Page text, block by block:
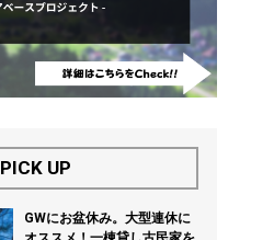
PICK UP
GWにお盆休み。大型連休に